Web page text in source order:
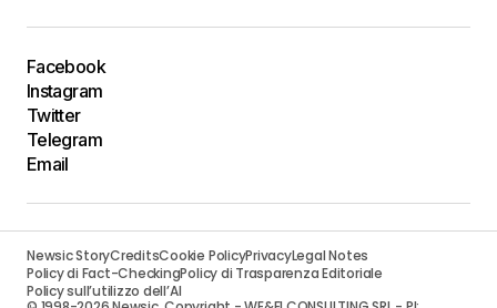
Facebook
Instagram
Twitter
Telegram
Email
Newsic StoryCreditsCookie PolicyPrivacyLegal Notes
Policy di Fact-CheckingPolicy di Trasparenza Editoriale
Policy sull’utilizzo dell’AI